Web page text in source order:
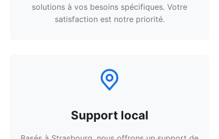
solutions à vos besoins spécifiques. Votre
satisfaction est notre priorité.
Support local